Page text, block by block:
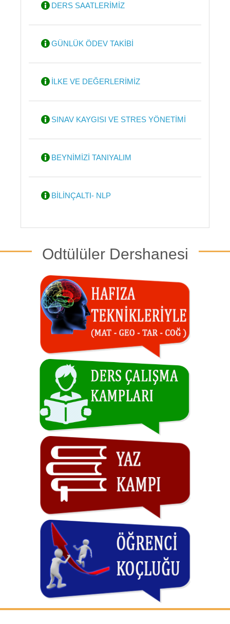
DERS SAATLERİMİZ
GÜNLÜK ÖDEV TAKİBİ
İLKE VE DEĞERLERİMİZ
SINAV KAYGISI VE STRES YÖNETİMİ
BEYNİMİZİ TANIYALIM
BİLİNÇALTI- NLP
Odtülüler Dershanesi